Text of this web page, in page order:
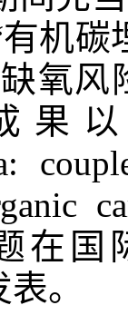
机
氧
以
在
。